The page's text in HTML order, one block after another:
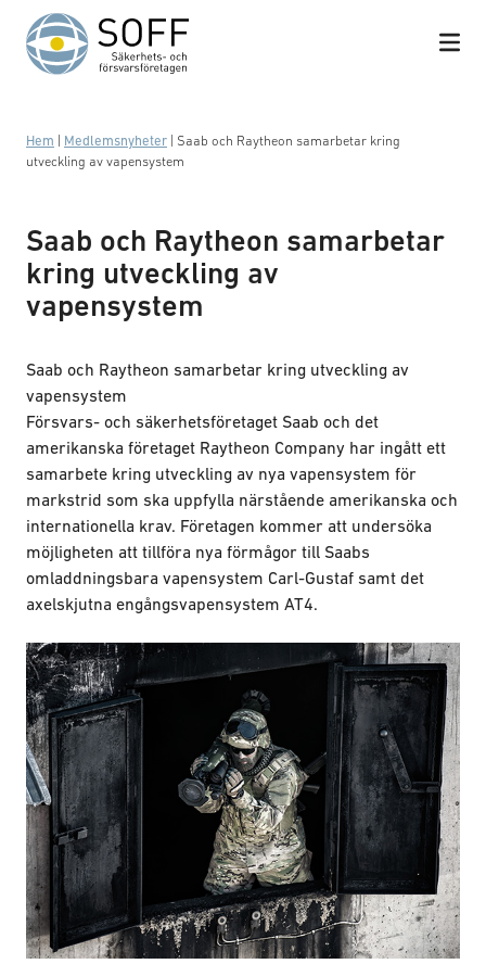
Hoppa till innehåll
Hem Medlemsnyheter
Saab och Raytheon samarbetar kring
utveckling av vapensystem
Saab och Raytheon samarbetar
kring utveckling av
vapensystem
Saab och Raytheon samarbetar kring utveckling av
vapensystem
Försvars- och säkerhetsföretaget Saab och det
amerikanska företaget Raytheon Company har ingått ett
samarbete kring utveckling av nya vapensystem för
markstrid som ska uppfylla närstående amerikanska och
internationella krav. Företagen kommer att undersöka
möjligheten att tillföra nya förmågor till Saabs
omladdningsbara vapensystem Carl-Gustaf samt det
axelskjutna engångsvapensystem AT4.